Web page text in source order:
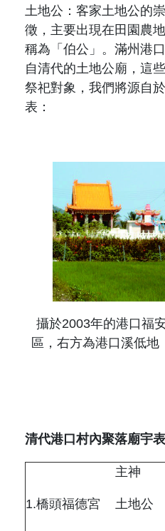
土地公：客家土地公的
徵，主要出現在田園農
稱為「伯公」。滿州港
自清代的土地公廟，這
祭祀對象，我們將源自
表：
攝於2003年的港口福
區，右方為港口溪低地
清代港口村內聚落廟宇表
主神
1.橋頭福德宮 土地公